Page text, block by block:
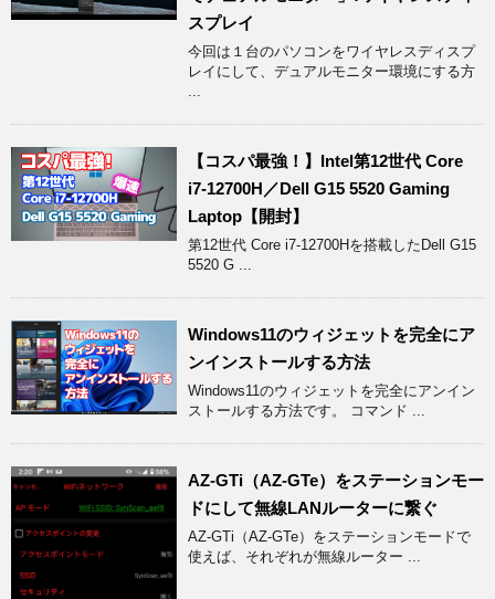
スプレイ
今回は１台のパソコンをワイヤレスディスプ
レイにして、デュアルモニター環境にする方
...
【コスパ最強！】Intel第12世代 Core
i7-12700H／Dell G15 5520 Gaming
Laptop【開封】
第12世代 Core i7-12700Hを搭載したDell G15
5520 G ...
Windows11のウィジェットを完全にア
ンインストールする方法
Windows11のウィジェットを完全にアンイン
ストールする方法です。 コマンド ...
AZ-GTi（AZ-GTe）をステーションモー
ドにして無線LANルーターに繋ぐ
AZ-GTi（AZ-GTe）をステーションモードで
使えば、それぞれが無線ルーター ...